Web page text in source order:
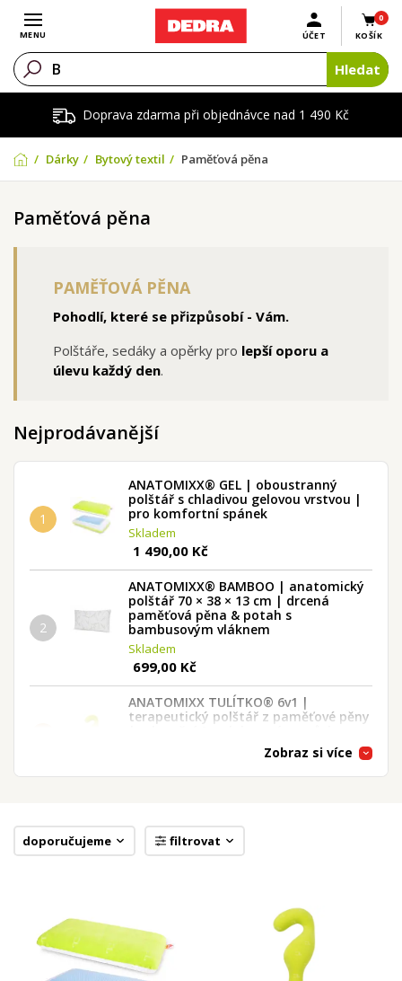
Doprava zdarma při objednávce nad 1 490 Kč
Otevřít menu
MENU
0
KOŠÍK
ÚČET
Hledat
Dárky Bytový textil Paměťová pěna
Paměťová pěna
PAMĚŤOVÁ PĚNA
Pohodlí, které se přizpůsobí - Vám.
Polštáře, sedáky a opěrky pro lepší oporu a
úlevu každý den.
Nejprodávanější
1
ANATOMIXX® GEL | oboustranný
polštář s chladivou gelovou vrstvou |
pro komfortní spánek
Skladem
1 490,00 Kč
2
ANATOMIXX® BAMBOO | anatomický
polštář 70 × 38 × 13 cm | drcená
paměťová pěna & potah s
bambusovým vláknem
Skladem
699,00 Kč
ANATOMIXX TULÍTKO® 6v1 |
terapeutický polštář z paměťové pěny
4
paměťová pěna
Skladem
5
ANATOMIXX® ACTIVE | anatomicky
tvarovaný podsedák z paměťové pěny
| úleva při dlouhém sezení
Skladem
699,00 Kč
Zobraz si více
doporučujeme filtrovat